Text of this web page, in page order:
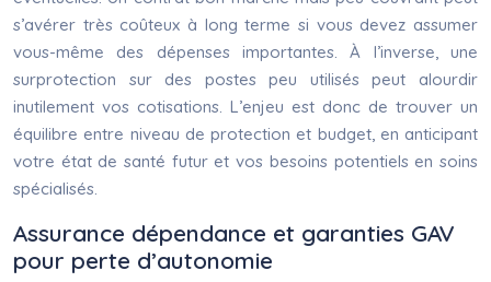
s’avérer très coûteux à long terme si vous devez assumer
vous-même des dépenses importantes. À l’inverse, une
surprotection sur des postes peu utilisés peut alourdir
inutilement vos cotisations. L’enjeu est donc de trouver un
équilibre entre niveau de protection et budget, en anticipant
votre état de santé futur et vos besoins potentiels en soins
spécialisés.
Assurance dépendance et garanties GAV
pour perte d’autonomie